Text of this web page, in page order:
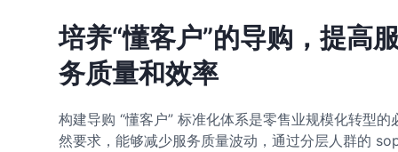
培养“懂客户”的导购，提高
务质量和效率
构建导购 “懂客户” 标准化体系是零售业规模化转型的
然要求，能够减少服务质量波动，通过分层人群的